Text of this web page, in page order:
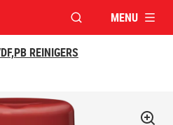
VENSTER OPENEN
MENU
REINIGERS